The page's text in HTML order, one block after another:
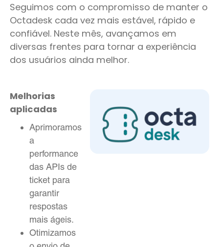
Seguimos com o compromisso de manter o
Octadesk cada vez mais estável, rápido e
confiável. Neste mês, avançamos em
diversas frentes para tornar a experiência
dos usuários ainda melhor.
Melhorias
aplicadas
Aprimoramos
a
performance
das APIs de
ticket para
garantir
respostas
mais ágeis.
Otimizamos